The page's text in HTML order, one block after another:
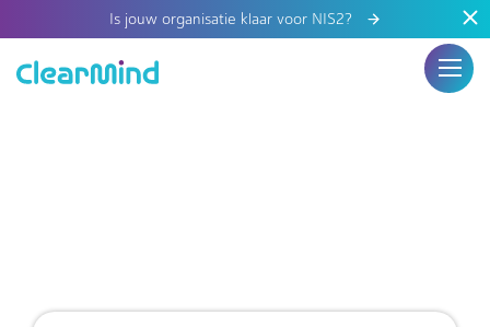
Is jouw organisatie klaar voor NIS2?